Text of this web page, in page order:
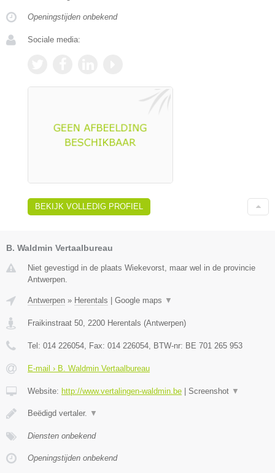
Openingstijden onbekend
Sociale media:
BEKIJK VOLLEDIG PROFIEL
B. Waldmin Vertaalbureau
Niet gevestigd in de plaats Wiekevorst, maar wel in de provincie
Antwerpen.
Antwerpen » Herentals Google maps ▼
Fraikinstraat 50, 2200 Herentals (Antwerpen)
Tel: 014 226054, Fax: 014 226054, BTW-nr: BE 701 265 953
E-mail › B. Waldmin Vertaalbureau
Website: http://www.vertalingen-waldmin.be Screenshot ▼
Beëdigd vertaler. ▼
Diensten onbekend
Openingstijden onbekend